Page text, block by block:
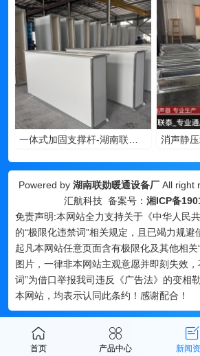
消声静
Powered by 湖南联勋暖通设备厂 All right
汇航科技 备案号： 湘ICP备
免责声明:本网站全力支持关于《中华人民
的“极限化违禁词”相关规定，且已竭力规避
起凡本网站任意页面含有极限化及其他相关
图片，一律非本网站主观意愿并即刻失效
词”为借口举报我司违反《广告法》的变相
本网站，均表示认同此条约！感谢配合！
首页 产品中心 新闻